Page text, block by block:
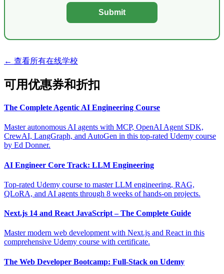
Submit
← 查看所有在线学校
可用优惠券和折扣
The Complete Agentic AI Engineering Course
Master autonomous AI agents with MCP, OpenAI Agent SDK,
CrewAI, LangGraph, and AutoGen in this top-rated Udemy course
by Ed Donner.
AI Engineer Core Track: LLM Engineering
Top-rated Udemy course to master LLM engineering, RAG,
QLoRA, and AI agents through 8 weeks of hands-on projects.
Next.js 14 and React JavaScript – The Complete Guide
Master modern web development with Next.js and React in this
comprehensive Udemy course with certificate.
The Web Developer Bootcamp: Full-Stack on Udemy